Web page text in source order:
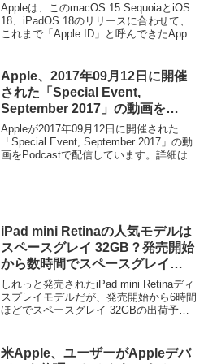
Account」へ変更。ユーザーマニ
ュアルやサポートドキュメントを
作成している場合は変更を。
Appleは、このmacOS 15 SequoiaとiOS
18、iPadOS 18のリリースに合わせて、
これまで「Apple ID」と呼んできたApple
しています。
Apple、2017年09月12日に開催
された「Special Event,
September 2017」の動画を
Podcastで配信。
Appleが2017年09月12日に開催された
「Special Event, September 2017」の動
画をPodcastで配信しています。詳細は以
iPad mini Retinaの人気モデルは
スペースグレイ 32GB？発売開始
から数時間でスペースグレイ
32GBの出荷予定日が1~3日から
5~10営業日へ。
しれっと発売されたiPad mini Retinaディ
スプレイモデルだが、発売開始から6時間
ほどでスペースグレイ 32GBの出荷予定
米Apple、ユーザーがAppleデバ